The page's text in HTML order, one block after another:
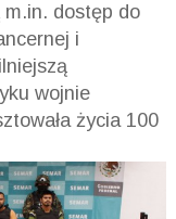
dostęp do
i
wojnie
życia 100